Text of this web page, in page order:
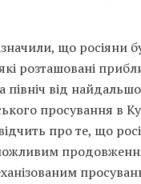
що росіяни
розташовані
північ від
просування в
про те, що